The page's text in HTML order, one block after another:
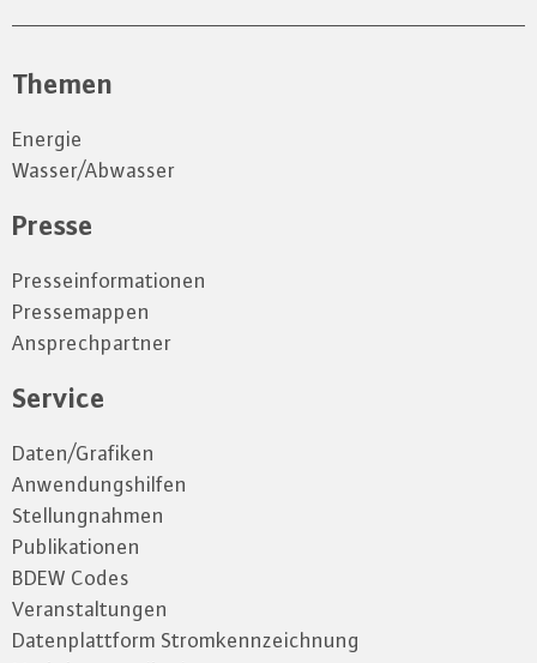
Themen
Energie
Wasser/Abwasser
Presse
Presseinformationen
Pressemappen
Ansprechpartner
Service
Daten/Grafiken
Anwendungshilfen
Stellungnahmen
Publikationen
BDEW Codes
Veranstaltungen
Datenplattform Stromkennzeichnung